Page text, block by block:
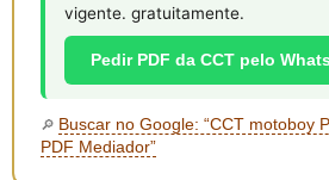
vigente. gratuitamente.
Pedir PDF da CCT pelo
🔎 Buscar no Google: “CCT motoboy
PDF Mediador”